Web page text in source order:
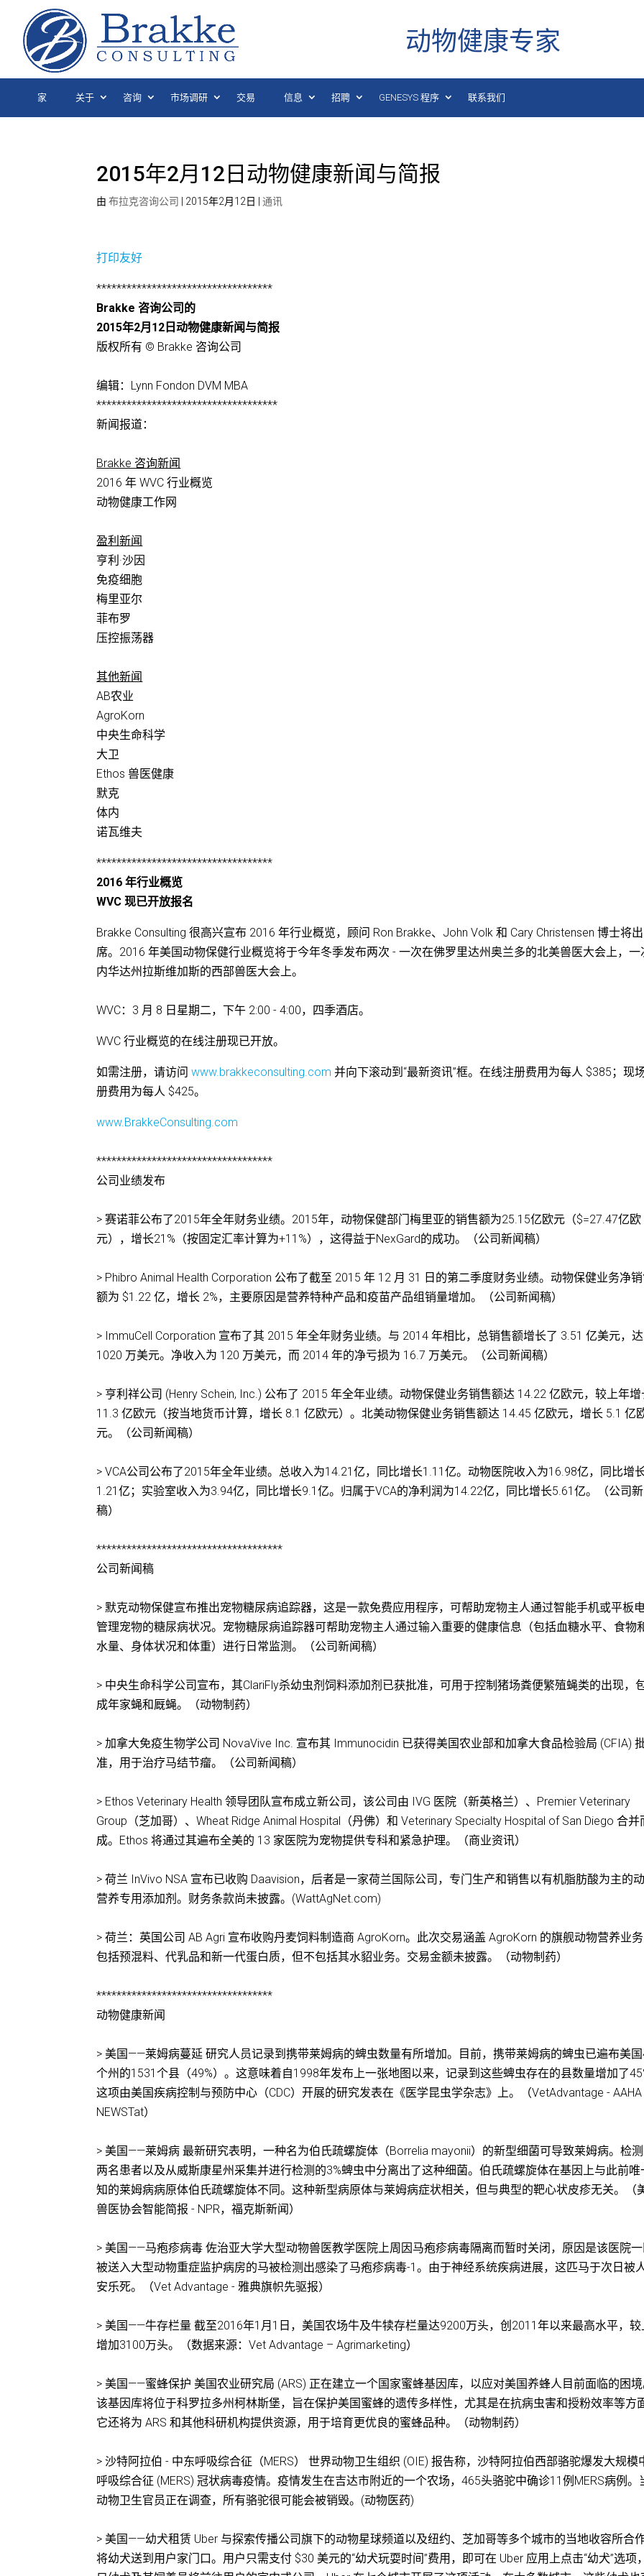
动物健康专家
家 关于 咨询 市场调研 交易 信息 招聘 GENESYS 程序 联系我们
2015年2月12日动物健康新闻与简报
由布拉克咨询公司 2015年2月12日 |通讯
打印友好
***********************************
Brakke 咨询公司的
2015年2月12日动物健康新闻与简报
版权所有 © Brakke 咨询公司
编辑：Lynn Fondon DVM MBA
************************************
新闻报道：
Brakke 咨询新闻
2016 年 WVC 行业概览
动物健康工作网
盈利新闻
亨利·沙因
免疫细胞
梅里亚尔
菲布罗
压控振荡器
其他新闻
AB农业
AgroKorn
中央生命科学
大卫
Ethos 兽医健康
默克
体内
诺瓦维夫
***********************************
2016 年行业概览
WVC 现已开放报名
Brakke Consulting 很高兴宣布 2016 年行业概览，顾问 Ron Brakke、John Volk 和 Cary Christensen 博士将出
席。2016 年美国动物保健行业概览将于今年冬季发布两次 - 一次在佛罗里达州奥兰多的北美兽医大会上，一
内华达州拉斯维加斯的西部兽医大会上。
WVC：3 月 8 日星期二，下午 2:00 - 4:00，四季酒店。
WVC 行业概览的在线注册现已开放。
如需注册，请访问www.brakkeconsulting.com 并向下滚动到“最新资讯”框。在线注册费用为每人 $385；现
册费用为每人 $425。
www.BrakkeConsulting.com
***********************************
公司业绩发布
> 赛诺菲公布了2015年全年财务业绩。2015年，动物保健部门梅里亚的销售额为25.15亿欧元（$=27.47亿欧
元），增长21%（按固定汇率计算为+11%），这得益于NexGard的成功。（公司新闻稿）
> Phibro Animal Health Corporation 公布了截至 2015 年 12 月 31 日的第二季度财务业绩。动物保健业务净
额为 $1.22 亿，增长 2%，主要原因是营养特种产品和疫苗产品组销量增加。（公司新闻稿）
> ImmuCell Corporation 宣布了其 2015 年全年财务业绩。与 2014 年相比，总销售额增长了 3.51 亿美元，
1020 万美元。净收入为 120 万美元，而 2014 年的净亏损为 16.7 万美元。（公司新闻稿）
> 亨利祥公司 (Henry Schein, Inc.) 公布了 2015 年全年业绩。动物保健业务销售额达 14.22 亿欧元，较上年增
11.3 亿欧元（按当地货币计算，增长 8.1 亿欧元）。北美动物保健业务销售额达 14.45 亿欧元，增长 5.1 亿
元。（公司新闻稿）
> VCA公司公布了2015年全年业绩。总收入为14.21亿，同比增长1.11亿。动物医院收入为16.98亿，同比增
1.21亿；实验室收入为3.94亿，同比增长9.1亿。归属于VCA的净利润为14.22亿，同比增长5.61亿。（公司
稿）
*************************************
公司新闻稿
> 默克动物保健宣布推出宠物糖尿病追踪器，这是一款免费应用程序，可帮助宠物主人通过智能手机或平板
管理宠物的糖尿病状况。宠物糖尿病追踪器可帮助宠物主人通过输入重要的健康信息（包括血糖水平、食物
水量、身体状况和体重）进行日常监测。（公司新闻稿）
> 中央生命科学公司宣布，其ClariFly杀幼虫剂饲料添加剂已获批准，可用于控制猪场粪便繁殖蝇类的出现，
成年家蝇和厩蝇。（动物制药）
> 加拿大免疫生物学公司 NovaVive Inc. 宣布其 Immunocidin 已获得美国农业部和加拿大食品检验局 (CFIA)
准，用于治疗马结节瘤。（公司新闻稿）
> Ethos Veterinary Health 领导团队宣布成立新公司，该公司由 IVG 医院（新英格兰）、Premier Veterinary
Group（芝加哥）、Wheat Ridge Animal Hospital（丹佛）和 Veterinary Specialty Hospital of San Diego 合并
成。Ethos 将通过其遍布全美的 13 家医院为宠物提供专科和紧急护理。（商业资讯）
> 荷兰 InVivo NSA 宣布已收购 Daavision，后者是一家荷兰国际公司，专门生产和销售以有机脂肪酸为主的
营养专用添加剂。财务条款尚未披露。(WattAgNet.com)
> 荷兰：英国公司 AB Agri 宣布收购丹麦饲料制造商 AgroKorn。此次交易涵盖 AgroKorn 的旗舰动物营养业
包括预混料、代乳品和新一代蛋白质，但不包括其水貂业务。交易金额未披露。（动物制药）
***********************************
动物健康新闻
> 美国——莱姆病蔓延 研究人员记录到携带莱姆病的蜱虫数量有所增加。目前，携带莱姆病的蜱虫已遍布美
个州的1531个县（49%）。这意味着自1998年发布上一张地图以来，记录到这些蜱虫存在的县数量增加了
这项由美国疾病控制与预防中心（CDC）开展的研究发表在《医学昆虫学杂志》上。（VetAdvantage - AAHA
NEWSTat）
> 美国——莱姆病 最新研究表明，一种名为伯氏疏螺旋体（Borrelia mayonii）的新型细菌可导致莱姆病。检
两名患者以及从威斯康星州采集并进行检测的3%蜱虫中分离出了这种细菌。伯氏疏螺旋体在基因上与此前唯
知的莱姆病病原体伯氏疏螺旋体不同。这种新型病原体与莱姆病症状相关，但与典型的靶心状皮疹无关。（
兽医协会智能简报 - NPR，福克斯新闻）
> 美国——马疱疹病毒 佐治亚大学大型动物兽医教学医院上周因马疱疹病毒隔离而暂时关闭，原因是该医院
被送入大型动物重症监护病房的马被检测出感染了马疱疹病毒-1。由于神经系统疾病进展，这匹马于次日被
安乐死。（Vet Advantage - 雅典旗帜先驱报）
> 美国——牛存栏量 截至2016年1月1日，美国农场牛及牛犊存栏量达9200万头，创2011年以来最高水平，较
增加3100万头。（数据来源：Vet Advantage – Agrimarketing）
> 美国——蜜蜂保护 美国农业研究局 (ARS) 正在建立一个国家蜜蜂基因库，以应对美国养蜂人目前面临的困
该基因库将位于科罗拉多州柯林斯堡，旨在保护美国蜜蜂的遗传多样性，尤其是在抗病虫害和授粉效率等方
它还将为 ARS 和其他科研机构提供资源，用于培育更优良的蜜蜂品种。（动物制药）
> 沙特阿拉伯 - 中东呼吸综合征（MERS） 世界动物卫生组织 (OIE) 报告称，沙特阿拉伯西部骆驼爆发大规模
呼吸综合征 (MERS) 冠状病毒疫情。疫情发生在吉达市附近的一个农场，465头骆驼中确诊11例MERS病例。
动物卫生官员正在调查，所有骆驼很可能会被销毁。(动物医药)
> 美国——幼犬租赁 Uber 与探索传播公司旗下的动物星球频道以及纽约、芝加哥等多个城市的当地收容所合
将幼犬送到用户家门口。用户只需支付 $30 美元的“幼犬玩耍时间”费用，即可在 Uber 应用上点击“幼犬”选项